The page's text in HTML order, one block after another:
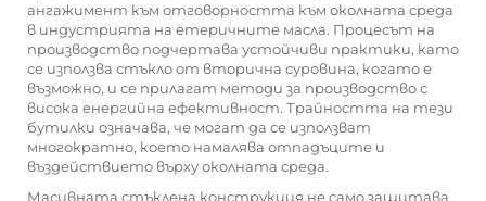
ангажимент към отговорността към околната среда
в индустрията на етеричните масла. Процесът на
производство подчертава устойчиви практики, като
се използва стъкло от вторична суровина, когато е
възможно, и се прилагат методи за производство с
висока енергийна ефективност. Трайността на тези
бутилки означава, че могат да се използват
многократно, което намалява отпадъците и
въздействието върху околната среда.
Масивната стъклена конструкция не само защитава